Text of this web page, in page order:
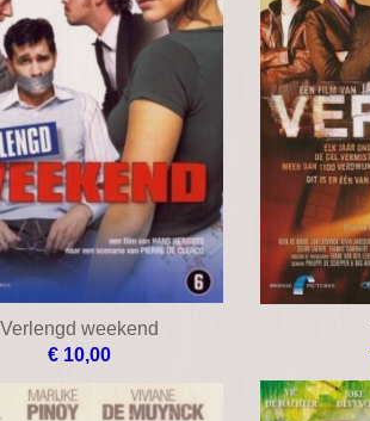
Verlengd weekend
€ 10,00